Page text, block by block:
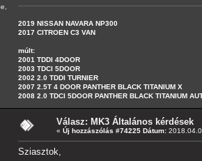
2019 NISSAN NAVARA NP300
2017 CITROEN C3 VAN
múlt:
2001 TDDI 4DOOR
2003 TDCI 5DOOR
2002 2.0 TDDI TURNIER
2007 2.5T 4 DOOR PANTHER BLACK TITANIUM X
2008 2.0 TDCI 5DOOR PANTHER BLACK TITANIUM
Válasz: MK3 Általános kérdések
« Új hozzászólás #74225 Dátum:
Sziasztok,